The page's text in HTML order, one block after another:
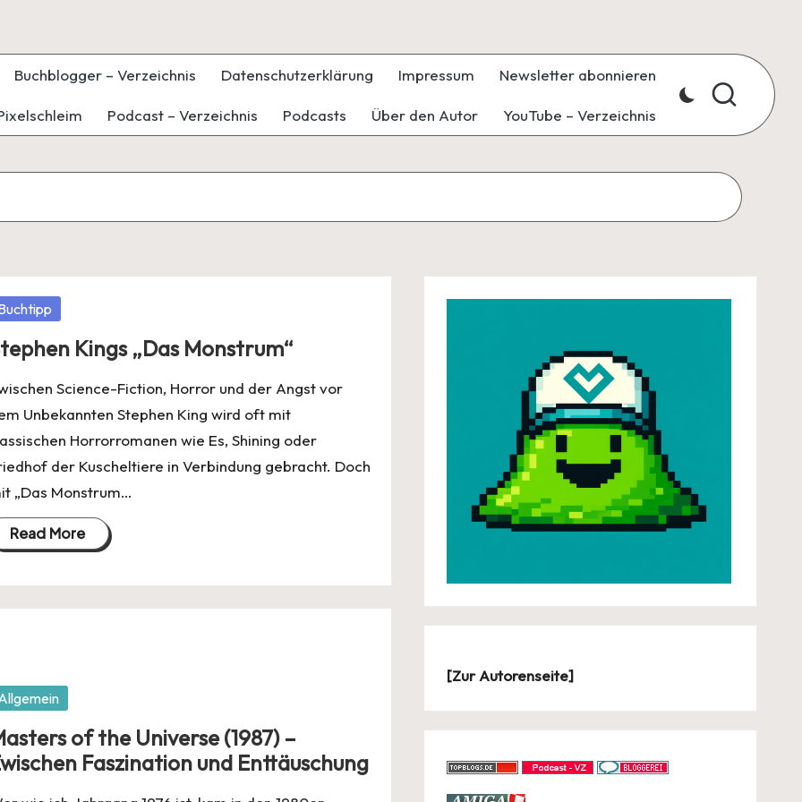
Buchblogger – Verzeichnis Datenschutzerklärung Impressum Newsletter abonnieren
Podcast – Verzeichnis Podcasts Über den Autor YouTube – Verzeichnis
Kings „Das Monstrum“
Science-Fiction, Horror und der Angst vor
Unbekannten Stephen King wird oft mit
Horrorromanen wie Es, Shining oder
der Kuscheltiere in Verbindung gebracht. Doch
„Das Monstrum…
Read More
of the Universe (1987) –
Faszination und Enttäuschung
[Zur Autorenseite]